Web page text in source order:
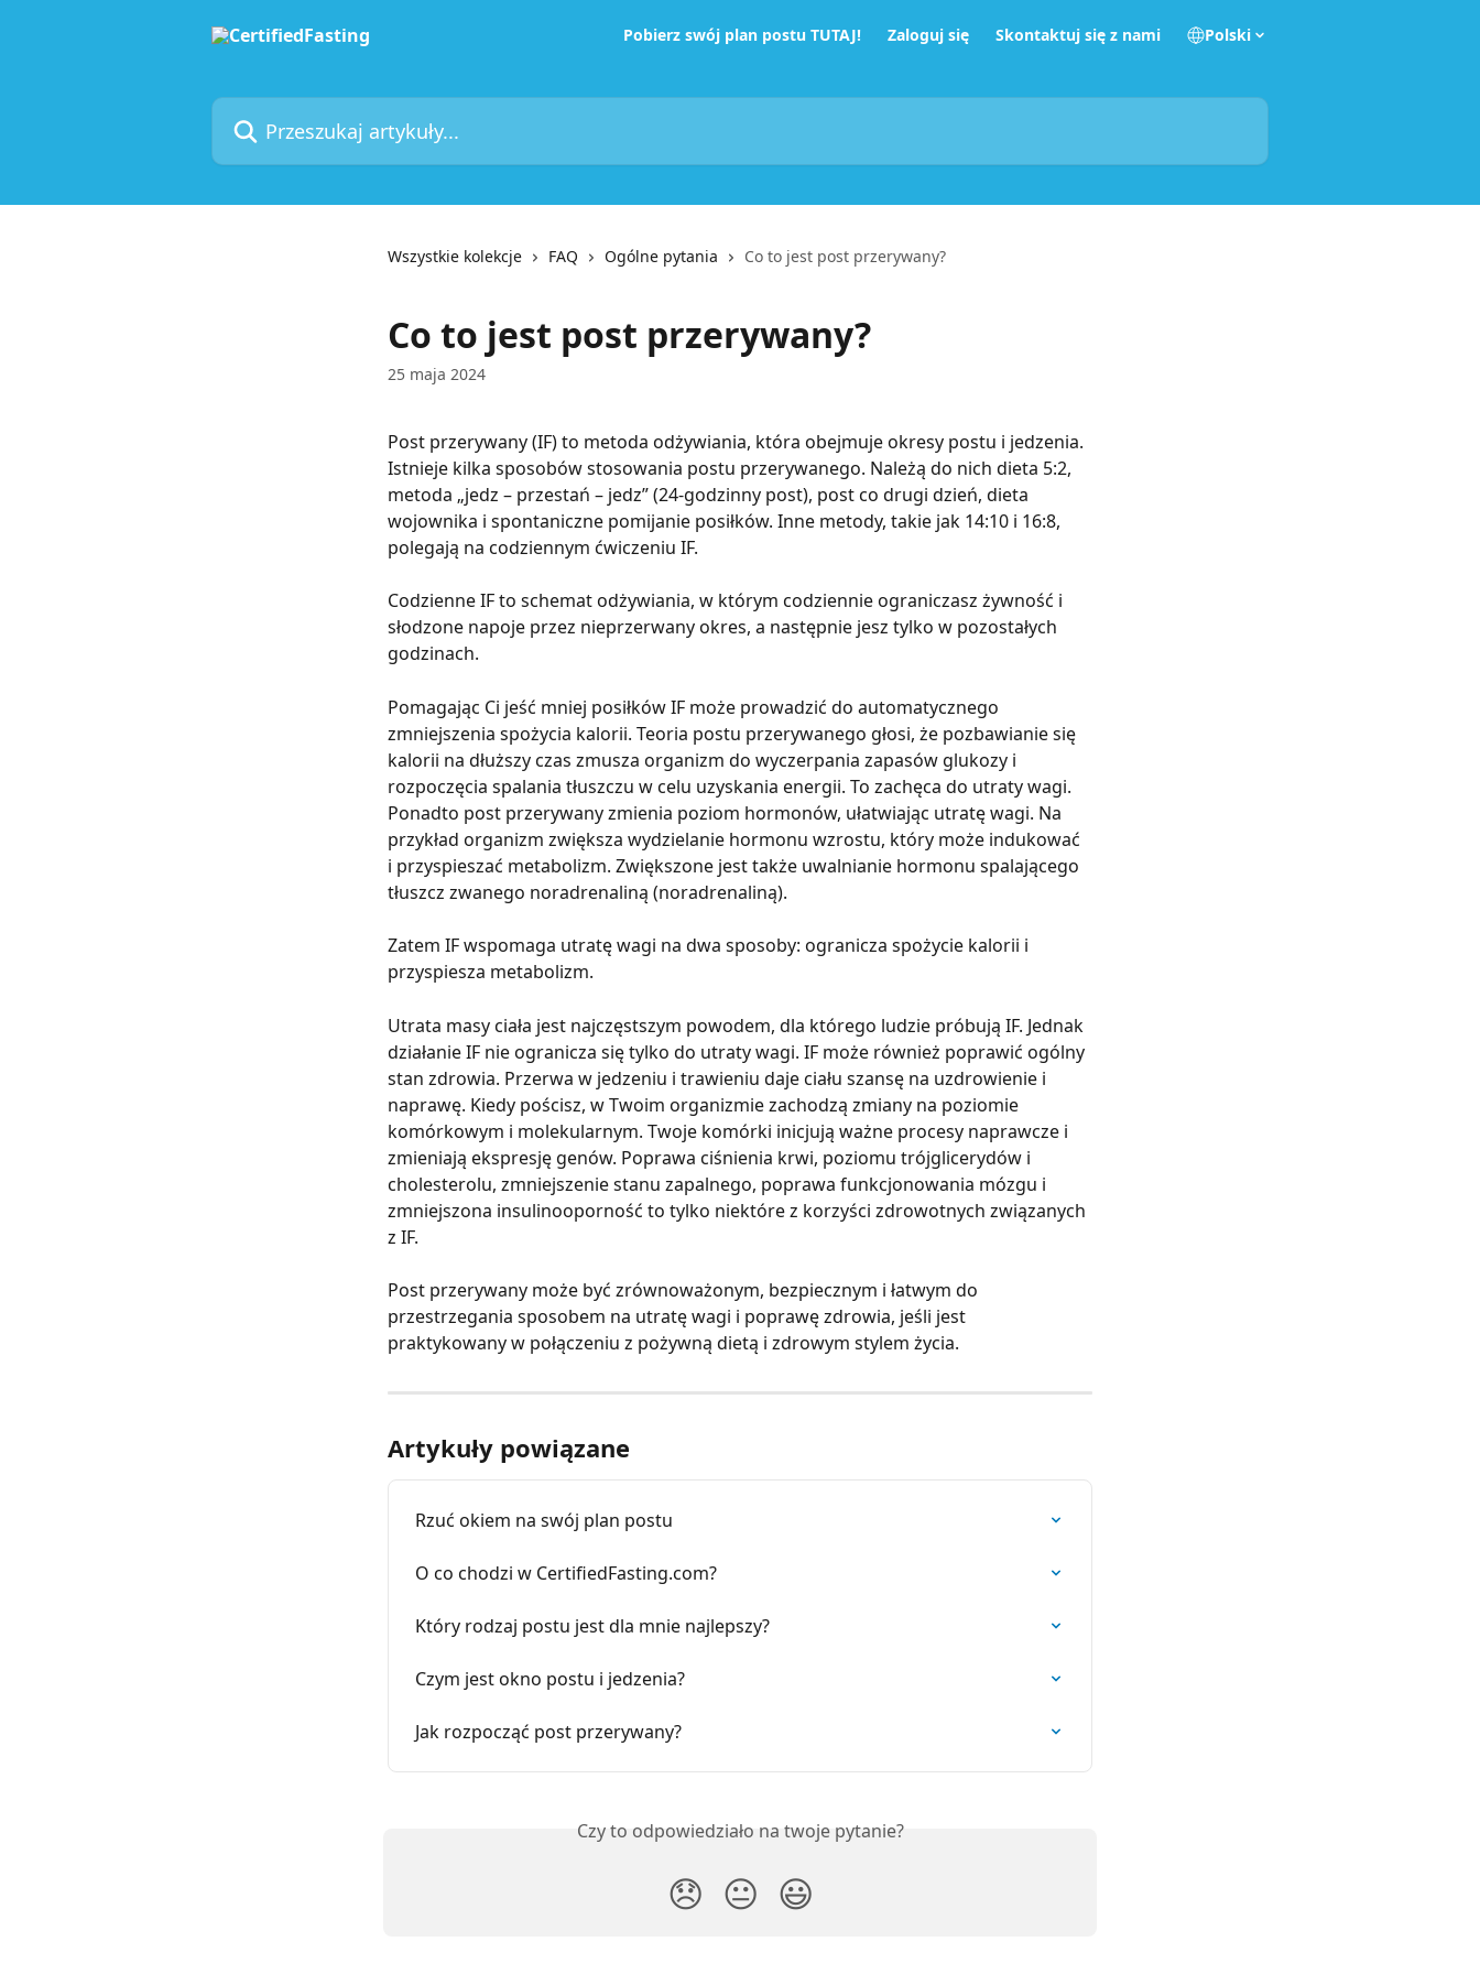
Pobierz swój plan postu TUTAJ! Zaloguj się Skontaktuj się z nami Polski
Przeszukaj artykuły...
Wszystkie kolekcje FAQ Ogólne pytania Co to jest post przerywany?
Co to jest post przerywany?
25 maja 2024
Post przerywany (IF) to metoda odżywiania, która obejmuje okresy postu i jedzenia.
Istnieje kilka sposobów stosowania postu przerywanego. Należą do nich dieta 5:2,
metoda „jedz – przestań – jedz” (24-godzinny post), post co drugi dzień, dieta
wojownika i spontaniczne pomijanie posiłków. Inne metody, takie jak 14:10 i 16:8,
polegają na codziennym ćwiczeniu IF.
Codzienne IF to schemat odżywiania, w którym codziennie ograniczasz żywność i
słodzone napoje przez nieprzerwany okres, a następnie jesz tylko w pozostałych
godzinach.
Pomagając Ci jeść mniej posiłków IF może prowadzić do automatycznego
zmniejszenia spożycia kalorii. Teoria postu przerywanego głosi, że pozbawianie się
kalorii na dłuższy czas zmusza organizm do wyczerpania zapasów glukozy i
rozpoczęcia spalania tłuszczu w celu uzyskania energii. To zachęca do utraty wagi.
Ponadto post przerywany zmienia poziom hormonów, ułatwiając utratę wagi. Na
przykład organizm zwiększa wydzielanie hormonu wzrostu, który może indukować
i przyspieszać metabolizm. Zwiększone jest także uwalnianie hormonu spalającego
tłuszcz zwanego noradrenaliną (noradrenaliną).
Zatem IF wspomaga utratę wagi na dwa sposoby: ogranicza spożycie kalorii i
przyspiesza metabolizm.
Utrata masy ciała jest najczęstszym powodem, dla którego ludzie próbują IF. Jednak
działanie IF nie ogranicza się tylko do utraty wagi. IF może również poprawić ogólny
stan zdrowia. Przerwa w jedzeniu i trawieniu daje ciału szansę na uzdrowienie i
naprawę. Kiedy pościsz, w Twoim organizmie zachodzą zmiany na poziomie
komórkowym i molekularnym. Twoje komórki inicjują ważne procesy naprawcze i
zmieniają ekspresję genów. Poprawa ciśnienia krwi, poziomu trójglicerydów i
cholesterolu, zmniejszenie stanu zapalnego, poprawa funkcjonowania mózgu i
zmniejszona insulinooporność to tylko niektóre z korzyści zdrowotnych związanych
z IF.
Post przerywany może być zrównoważonym, bezpiecznym i łatwym do
przestrzegania sposobem na utratę wagi i poprawę zdrowia, jeśli jest
praktykowany w połączeniu z pożywną dietą i zdrowym stylem życia.
Artykuły powiązane
Rzuć okiem na swój plan postu
O co chodzi w CertifiedFasting.com?
Który rodzaj postu jest dla mnie najlepszy?
Czym jest okno postu i jedzenia?
Jak rozpocząć post przerywany?
Czy to odpowiedziało na twoje pytanie?
😞 😐 😃